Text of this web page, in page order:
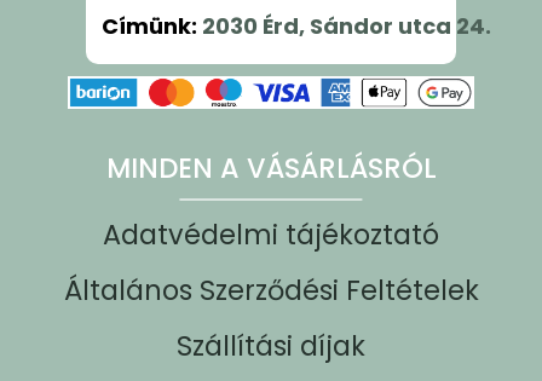
MINDEN A VÁSÁRLÁSRÓL
Adatvédelmi tájékoztató
Általános Szerződési Feltételek
Szállítási díjak
Címünk: 2030 Érd, Sándor utca 24.